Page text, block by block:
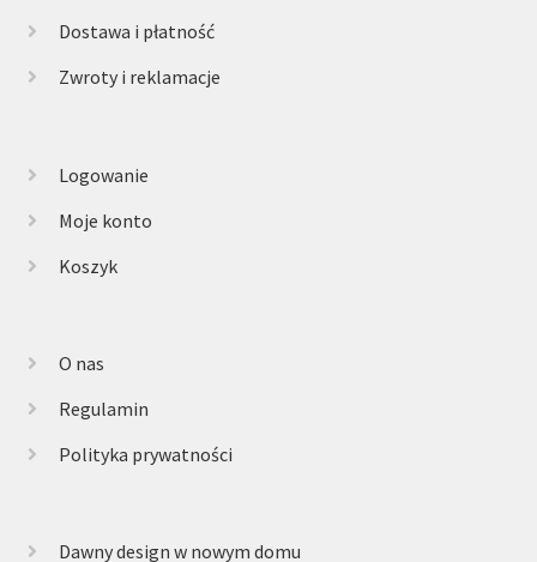
Dostawa i płatność
Zwroty i reklamacje
Logowanie
Moje konto
Koszyk
O nas
Regulamin
Polityka prywatności
Dawny design w nowym domu